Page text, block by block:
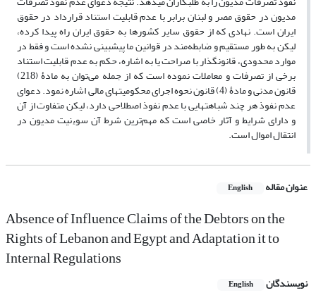
مدیون در حقوق مصر و لبنان برابر با عدم قابلیت استناد قرارداد در حقوق
ایران است. نهادی که از حقوق سایر کشورها به حقوق ایران راه پیدا کرده،
لیکن به طور مستقیم و ضابطه‌مند در قوانین ما پیش‏بینی نشده است و فقط در
موارد محدودی، قانونگذار با صراحت یا به اشاره، حکم به عدم قابلیت استناد
برخی از تصرفات و معاملات نموده است که از جمله می‌توان به مادۀ (218)
قانون مدنی و مادۀ (4) قانون نحوه اجرای محکومیتهای مالی اشاره نمود. دعوای
عدم نفوذ هر چند شباهتهایی با عدم نفوذ اصطلاحی دارد، لیکن متفاوت از آن
و دارای شرایط و آثار خاصی است که مهم‌ترین شرط آن سوءِ‌نیت مدیون در
انتقال اموال است.
عنوان مقاله English
Absence of Influence Claims of the Debtors on the
Rights of Lebanon and Egypt and Adaptation it to
Internal Regulations
نویسندگان English